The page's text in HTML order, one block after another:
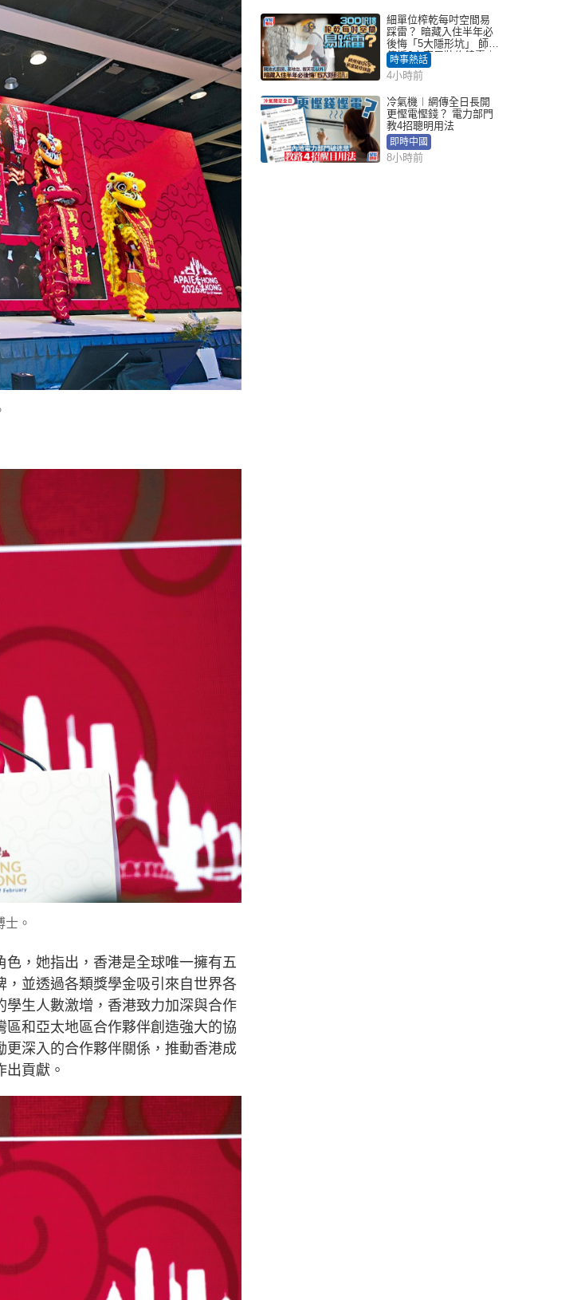
。
，她指出，香港是全球唯一擁有五
並透過各類獎學金吸引來自世界各
生人數激增，香港致力加深與合作
和亞太地區合作夥伴創造強大的協
深入的合作夥伴關係，推動香港成
貢獻。
細單位榨乾每吋空間易
踩雷？ 暗藏入住半年必
後悔「5大隱形坑」 師傅
傳授6字家居裝修錦囊｜
Juicy叮
時事熱話
4小時前
冷氣機︱網傳全日長開
更慳電慳錢？ 電力部門
教4招聰明用法
即時中國
8小時前